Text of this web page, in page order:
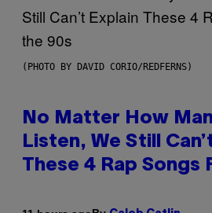
(PHOTO BY DAVID CORIO/REDFERNS)
No Matter How
Listen, We Still
These 4 Rap Songs